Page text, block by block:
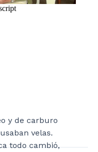
y de carburo
velas.
todo cambió,